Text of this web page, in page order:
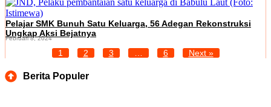
Pelajar SMK Bunuh Satu Keluarga, 56 Adegan Rekonstruksi
Ungkap Aksi Bejatnya
Februari 8, 2024
1 2 3 … 6 Next »
Berita Populer